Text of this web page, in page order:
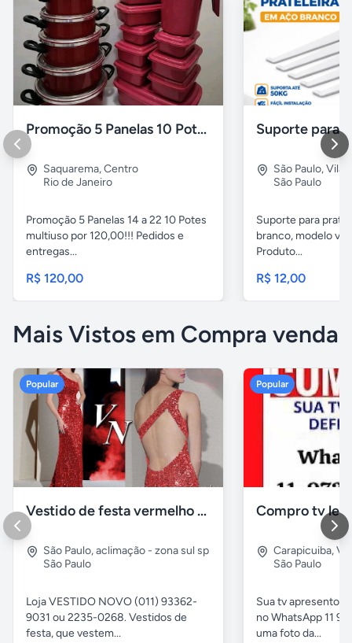
Promoção 5 Panelas 10 Potes Multiuso
Saquarema,Centro
Rio de Janeiro
Promoção 5 Panelas 14 a 22 10 Potes
multiuso por 120,00!!! Pedidos e
entregas...
R$ 120,00
São Paulo,Vila
São Paulo
Suporte para
branco, modelo
Produto...
R$ 12,00
Mais Vistos em Compra venda
Popular
Vestido de festa vermelho com brilho e pedraria
São Paulo,aclimação - zona sul sp
São Paulo
Loja VESTIDO NOVO (011) 93362-
9031 ou 2235-0268. Vestidos de
festa, que vestem...
Popular
Compro tv
Carapicuiba,
São Paulo
Sua tv apresentou
no WhatsApp 11
uma foto da...